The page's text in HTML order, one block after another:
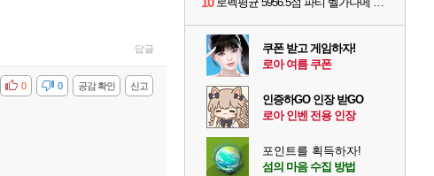
답글
신고
공감 확인
비공감 0
0
쿠폰 받고 게임하자!
로아 여름 쿠폰
인증하GO 인장 받GO
로아 인벤 전용 인장
포인트를 획득하자!
섬의 마음 수집 방법